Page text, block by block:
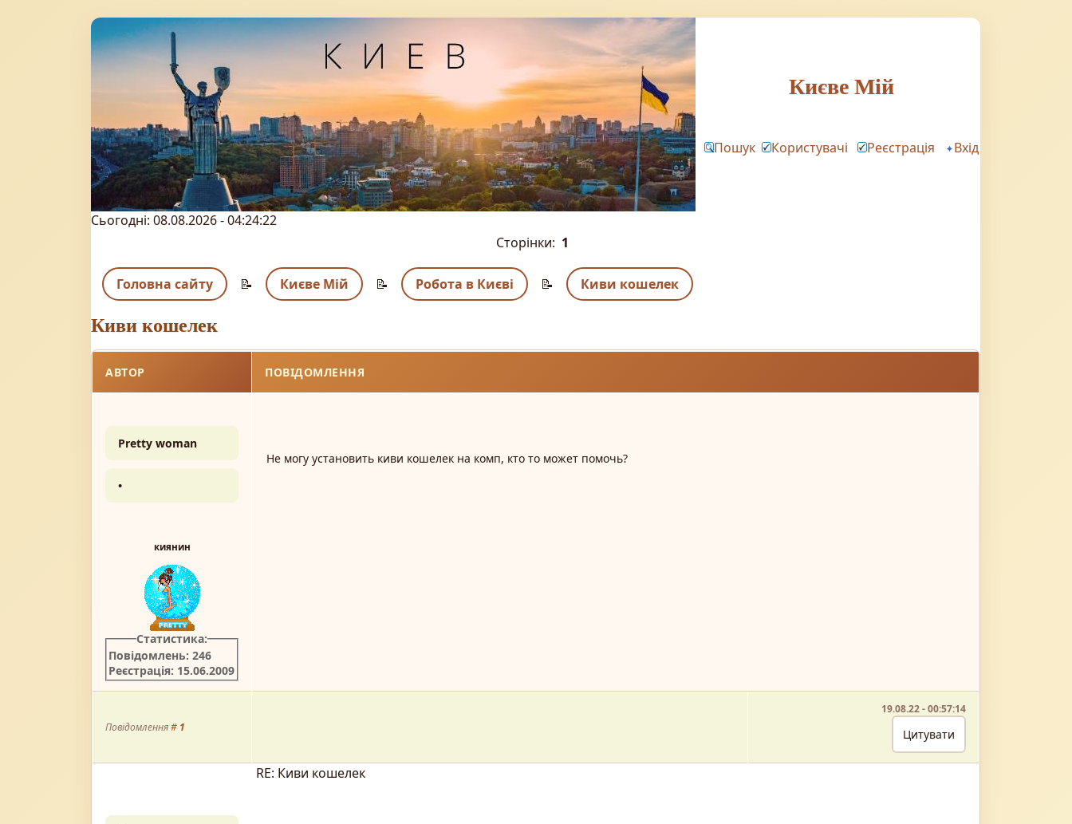
Києве Мій
Пошук Користувачі Реєстрація Вхід
Сьогодні: 08.08.2026 - 04:24:22
Сторінки: 1
Головна сайту 📝 Києве Мій 📝 Робота в Києві 📝 Киви кошелек
Киви кошелек
АВТОР ПОВІДОМЛЕННЯ
Pretty woman
•
киянин
Статистика:
Повідомлень: 246
Реєстрація: 15.06.2009
Не могу установить киви кошелек на комп, кто то может помочь?
Повідомлення# 1
19.08.22 - 00:57:14
RE: Киви кошелек